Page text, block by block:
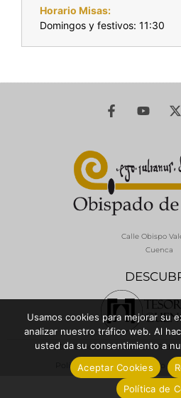
Horario Misas:
Domingos y festivos: 11:30
Calle Obispo
Cuenca
© 2026 Diócesis de Cuenca -
Política de Privacidad / Aviso
Usamos cookies para mejorar su
analizar nuestro tráfico web. Al
usted da su consentimiento a
Aceptar Cookies
Política de